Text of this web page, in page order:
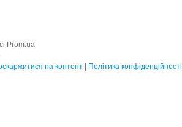
Prom.ua
на контент | Політика конфіденційності